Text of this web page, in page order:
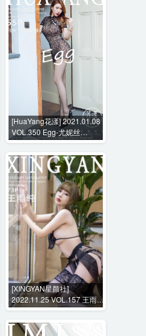
[HuaYang花漾] 2021.01.08
VOL.350 Egg-尤妮丝
Egg[55P-655MB]
[XINGYAN星颜社]
2022.11.25 VOL.157 王雨纯
[73P-635MB]